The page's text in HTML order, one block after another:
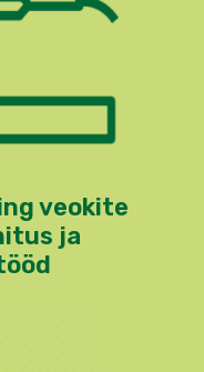
veokite
ja